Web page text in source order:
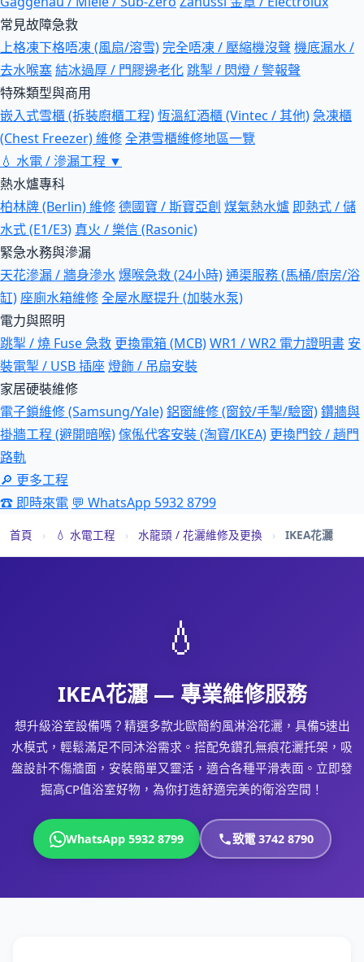
常見故障急救
上格凍下格唔凍 (風扇/溶雪)完全唔凍 / 壓縮機沒聲 機底漏水 /
去水喉塞結冰過厚 / 門膠邊老化跳掣 / 閃燈 / 警報聲
特殊類型與商用
嵌入式雪櫃 (拆裝廚櫃工程)恆溫紅酒櫃 (Vintec / 其他)急凍櫃
(Chest Freezer) 維修全港雪櫃維修地區一覽
💧 水電 / 滲漏工程 ▼
熱水爐專科
柏林牌 (Berlin) 維修德國寶 / 斯寶亞創 煤氣熱水爐 即熱式 / 儲
水式 (E1/E3) 真火 / 樂信 (Rasonic)
緊急水務與滲漏
天花滲漏 / 牆身滲水爆喉急救 (24小時)通渠服務 (馬桶/廚房/浴
缸) 座廁水箱維修全屋水壓提升 (加裝水泵)
電力與照明
跳掣 / 燒 Fuse 急救 更換電箱 (MCB)WR1 / WR2 電力證明書 安
裝電掣 / USB 插座燈飾 / 吊扇安裝
家居硬裝維修
電子鎖維修 (Samsung/Yale)鋁窗維修 (窗鉸/手掣/驗窗)鑽牆與
掛牆工程 (避開暗喉)傢俬代客安裝 (淘寶/IKEA) 更換門鉸 / 趟門
路軌
🔎 更多工程
☎ 即時來電 💬 WhatsApp 5932 8799
首頁 › 💧 水電工程 › 水龍頭 / 花灑維修及更換 › IKEA花灑
💧
IKEA花灑 — 專業維修服務
想升級浴室設備嗎？精選多款北歐簡約風淋浴花灑，具備5速出
水模式，輕鬆滿足不同沐浴需求。搭配免鑽孔無痕花灑托架，吸
盤設計不傷牆面，安裝簡單又靈活，適合各種平滑表面。立即發
掘高CP值浴室好物，為你打造舒適完美的衛浴空間！
WhatsApp 5932 8799 致電 3742 8790